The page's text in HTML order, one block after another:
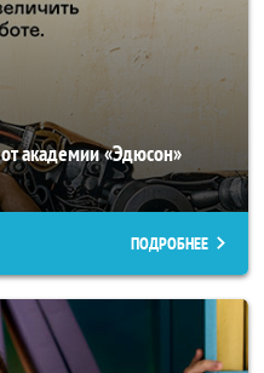
академии «Эдюсон»
ПОДРОБНЕЕ